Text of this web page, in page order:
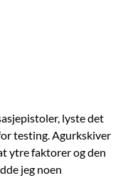
lyste det
testing. Agurkskiver
ytre faktorer og den
jeg noen